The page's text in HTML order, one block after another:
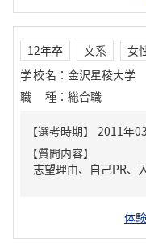
12年卒 文系
女
学校名 ： 金沢星稜大学
職種 ： 総合職
【質問内容】
志望理由、自己PR、
体